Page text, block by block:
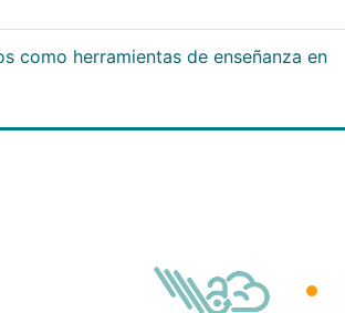
como herramientas de enseñanza en